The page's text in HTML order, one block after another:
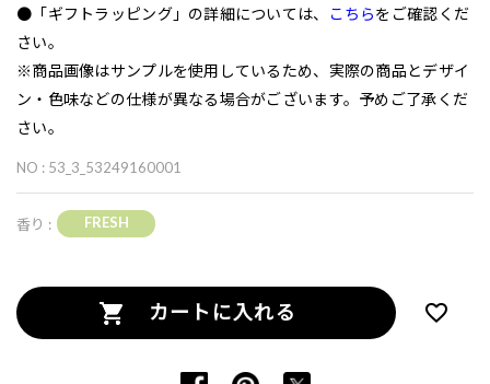
●「ギフトラッピング」の詳細については、
こちらをご確認くだ
さい。
※商品画像はサンプルを使用しているため、実際の商品とデザイ
ン・色味などの仕様が異なる場合がございます。予めご了承くだ
さい。
NO : 53_3_53249160001
香り : FRESH
カートに入れる